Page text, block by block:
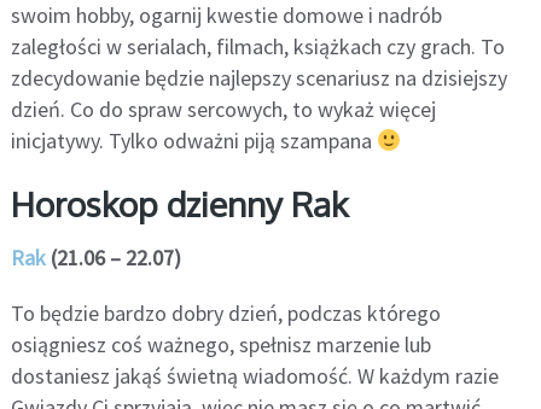
swoim hobby, ogarnij kwestie domowe i nadrób
zaległości w serialach, filmach, książkach czy grach. To
zdecydowanie będzie najlepszy scenariusz na dzisiejszy
dzień. Co do spraw sercowych, to wykaż więcej
inicjatywy. Tylko odważni piją szampana
Horoskop dzienny Rak
Rak(21.06 – 22.07)
To będzie bardzo dobry dzień, podczas którego
osiągniesz coś ważnego, spełnisz marzenie lub
dostaniesz jakąś świetną wiadomość. W każdym razie